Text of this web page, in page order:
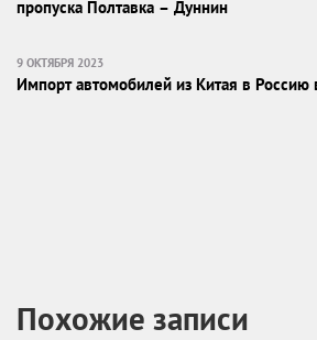
пропуска Полтавка – Дуннин
9 ОКТЯБРЯ 2023
Импорт автомобилей из Китая в Россию
Похожие записи